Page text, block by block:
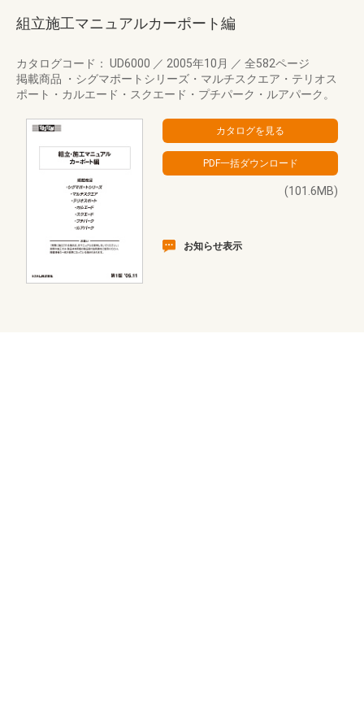
組立施工マニュアルカーポート編
カタログコード： UD6000 ／ 2005年10月 ／ 全582ページ
掲載商品 ・シグマポートシリーズ・マルチスクエア・テリオス
ポート・カルエード・スクエード・プチパーク・ルアパーク。
(101.6MB)
お知らせ表示